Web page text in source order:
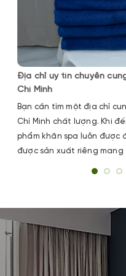
Địa chỉ uy tín chuyên
Chí Minh
Bạn cần tìm một địa chỉ
Chí Minh chất lượng. Khi
phẩm khăn spa luôn được
được sản xuất riêng